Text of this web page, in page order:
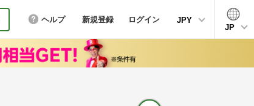
ヘルプ 新規登録 ログイン
JPY
JP